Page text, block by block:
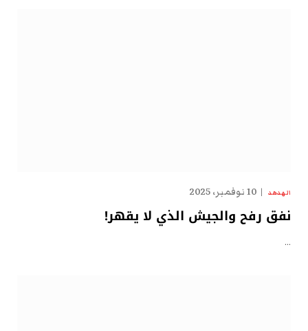
الهدهد 10 نوفمبر، 2025
نفق رفح والجيش الذي لا يقهر!
…